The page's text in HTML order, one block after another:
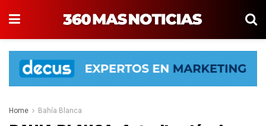
Home Bahía Blanca